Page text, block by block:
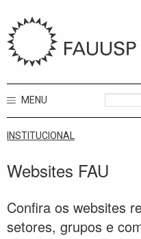
MENU
INSTITUCIONAL
Websites FAU
Confira os websites
setores, grupos e